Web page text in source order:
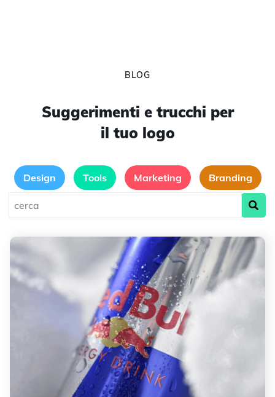
BLOG
Suggerimenti e trucchi per
il tuo logo
Design Tools Marketing Branding
La storia e il significato del logo Red Bull